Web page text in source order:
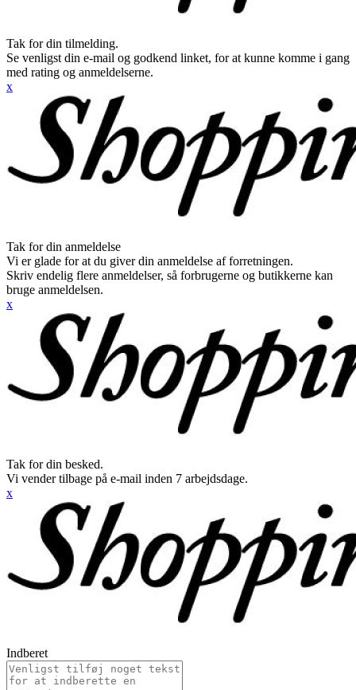
Tak for din tilmelding.
Se venligst din e-mail og godkend linket, for at kunne komme i gang
med rating og anmeldelserne.
x
Tak for din anmeldelse
Vi er glade for at du giver din anmeldelse af forretningen.
Skriv endelig flere anmeldelser, så forbrugerne og butikkerne kan
bruge anmeldelsen.
x
Tak for din besked.
Vi vender tilbage på e-mail inden 7 arbejdsdage.
x
Indberet